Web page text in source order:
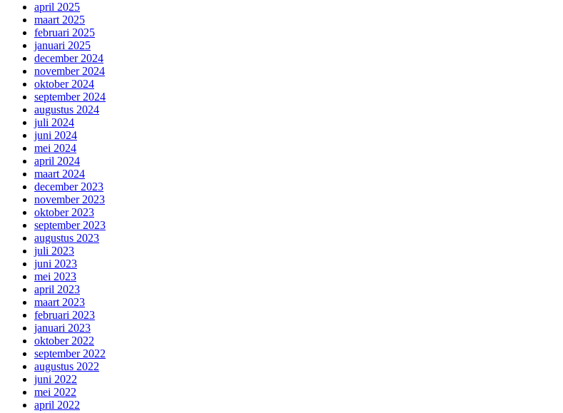
april 2025
maart 2025
februari 2025
januari 2025
december 2024
november 2024
oktober 2024
september 2024
augustus 2024
juli 2024
juni 2024
mei 2024
april 2024
maart 2024
december 2023
november 2023
oktober 2023
september 2023
augustus 2023
juli 2023
juni 2023
mei 2023
april 2023
maart 2023
februari 2023
januari 2023
oktober 2022
september 2022
augustus 2022
juni 2022
mei 2022
april 2022